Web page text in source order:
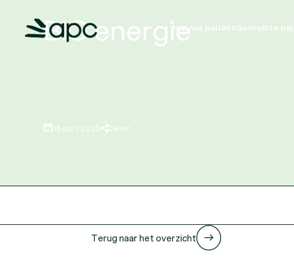
Nieuwe palletsGebruikte
BIO energie
18 april 2025 Delen
Terug naar het overzicht